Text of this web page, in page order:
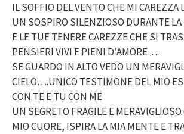
IL SOFFIO DEL VENTO CHE MI CAREZZA
UN SOSPIRO SILENZIOSO DURANTE
E LE TUE TENERE CAREZZE CHE SI
PENSIERI VIVI E PIENI D’AMORE….
SE GUARDO IN ALTO VEDO UN
CIELO….UNICO TESTIMONE DEL MIO
CON TE E TU CON ME
UN SEGRETO FRAGILE E
MIO CUORE, ISPIRA LA MIA MENTE E